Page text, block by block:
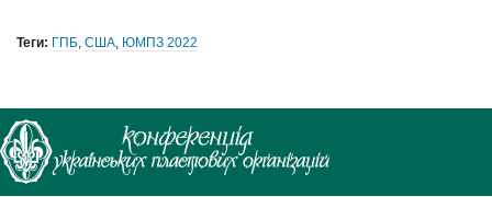
Теги: ГПБ, США, ЮМПЗ 2022